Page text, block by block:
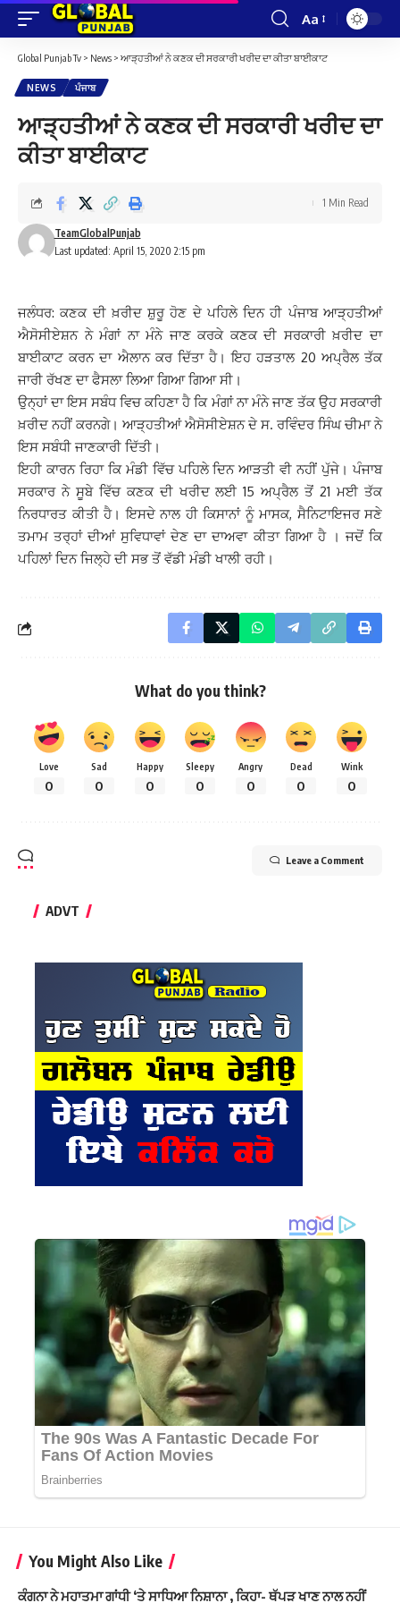
Font
Resizer
Aa
Global Punjab Tv > News > ਆੜ੍ਹਤੀਆਂ ਨੇ ਕਣਕ ਦੀ ਸਰਕਾਰੀ ਖਰੀਦ ਦਾ ਕੀਤਾ ਬਾਈਕਾਟ
NEWS ਪੰਜਾਬ
ਆੜ੍ਹਤੀਆਂ ਨੇ ਕਣਕ ਦੀ ਸਰਕਾਰੀ ਖਰੀਦ ਦਾ
ਕੀਤਾ ਬਾਈਕਾਟ
Last updated: April 15, 2020 2:15 pm
TeamGlobalPunjab
1 Min Read
ਜਲੰਧਰ: ਕਣਕ ਦੀ ਖ਼ਰੀਦ ਸ਼ੁਰੂ ਹੋਣ ਦੇ ਪਹਿਲੇ ਦਿਨ ਹੀ ਪੰਜਾਬ ਆੜ੍ਹਤੀਆਂ
ਐਸੋਸੀਏਸ਼ਨ ਨੇ ਮੰਗਾਂ ਨਾ ਮੰਨੇ ਜਾਣ ਕਰਕੇ ਕਣਕ ਦੀ ਸਰਕਾਰੀ ਖ਼ਰੀਦ ਦਾ
ਬਾਈਕਾਟ ਕਰਨ ਦਾ ਐਲਾਨ ਕਰ ਦਿੱਤਾ ਹੈ। ਇਹ ਹੜਤਾਲ 20 ਅਪ੍ਰੈਲ ਤੱਕ
ਜਾਰੀ ਰੱਖਣ ਦਾ ਫੈਸਲਾ ਲਿਆ ਗਿਆ ਗਿਆ ਸੀ।
ਉਨ੍ਹਾਂ ਦਾ ਇਸ ਸਬੰਧ ਵਿਚ ਕਹਿਣਾ ਹੈ ਕਿ ਮੰਗਾਂ ਨਾ ਮੰਨੇ ਜਾਣ ਤੱਕ ਉਹ ਸਰਕਾਰੀ
ਖ਼ਰੀਦ ਨਹੀਂ ਕਰਨਗੇ। ਆੜ੍ਹਤੀਆਂ ਐਸੋਸੀਏਸ਼ਨ ਦੇ ਸ. ਰਵਿੰਦਰ ਸਿੰਘ ਚੀਮਾ ਨੇ
ਇਸ ਸਬੰਧੀ ਜਾਣਕਾਰੀ ਦਿੱਤੀ।
ਇਹੀ ਕਾਰਨ ਰਿਹਾ ਕਿ ਮੰਡੀ ਵਿੱਚ ਪਹਿਲੇ ਦਿਨ ਆੜਤੀ ਵੀ ਨਹੀਂ ਪੁੱਜੇ। ਪੰਜਾਬ
ਸਰਕਾਰ ਨੇ ਸੂਬੇ ਵਿੱਚ ਕਣਕ ਦੀ ਖਰੀਦ ਲਈ 15 ਅਪ੍ਰੈਲ ਤੋਂ 21 ਮਈ ਤੱਕ
ਨਿਰਧਾਰਤ ਕੀਤੀ ਹੈ। ਇਸਦੇ ਨਾਲ ਹੀ ਕਿਸਾਨਾਂ ਨੂੰ ਮਾਸਕ, ਸੈਨਿਟਾਇਜਰ ਸਣੇ
ਤਮਾਮ ਤਰ੍ਹਾਂ ਦੀਆਂ ਸੁਵਿਧਾਵਾਂ ਦੇਣ ਦਾ ਦਾਅਵਾ ਕੀਤਾ ਗਿਆ ਹੈ । ਜਦੋਂ ਕਿ
ਪਹਿਲਾਂ ਦਿਨ ਜਿਲ੍ਹੇ ਦੀ ਸਭ ਤੋਂ ਵੱਡੀ ਮੰਡੀ ਖਾਲੀ ਰਹੀ।
What do you think?
Love
0
Sad
0
Happy
0
Sleepy
0
Angry
0
Dead
0
Wink
0
Leave a Comment
ADVT
You Might Also Like
ਕੰਗਨਾ ਨੇ ਮਹਾਤਮਾ ਗਾਂਧੀ ‘ਤੇ ਸਾਧਿਆ ਨਿਸ਼ਾਨਾ , ਕਿਹਾ- ਥੱਪੜ ਖਾਣ ਨਾਲ ਨਹੀਂ